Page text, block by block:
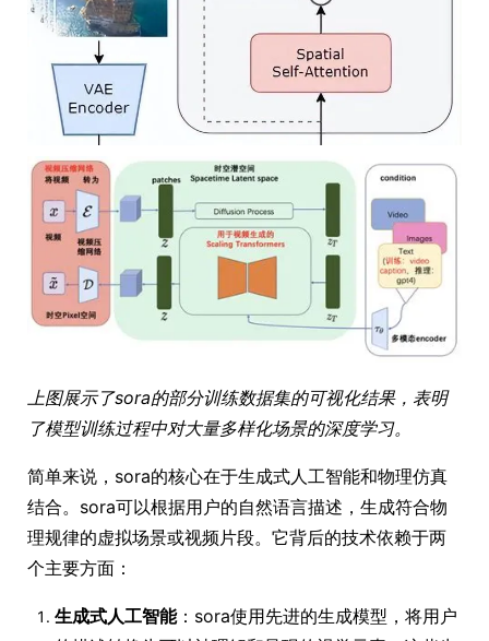
上图展示了sora的部分训练数据集的可视化结果，表明
了模型训练过程中对大量多样化场景的深度学习。
简单来说，sora的核心在于生成式人工智能和物理仿真
结合。sora可以根据用户的自然语言描述，生成符合物
理规律的虚拟场景或视频片段。它背后的技术依赖于两
个主要方面：
生成式人工智能：sora使用先进的生成模型，将用户